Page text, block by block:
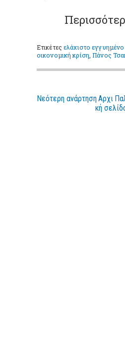
Ετικέτες ελάχιστο
οικονομική κρίση ,Πάνος
Νεότερη ανάρτησηΑρχι
κή